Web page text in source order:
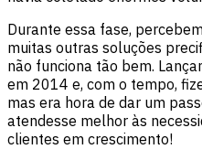
Durante essa fase,
muitas outras soluções
não funciona tão bem.
em 2014 e, com o tempo,
mas era hora de dar um
atendesse melhor às
clientes em crescimento!